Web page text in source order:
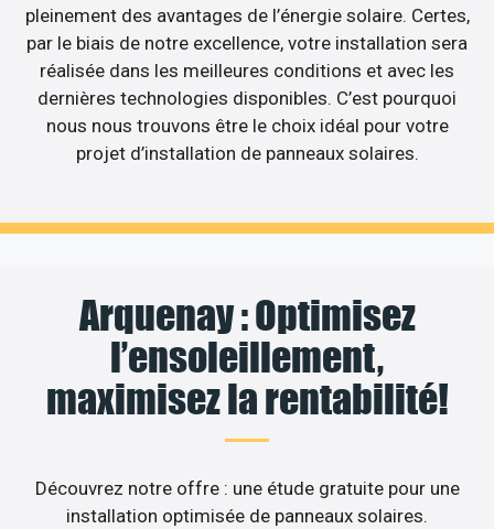
pleinement des avantages de l’énergie solaire. Certes,
par le biais de notre excellence, votre installation sera
réalisée dans les meilleures conditions et avec les
dernières technologies disponibles. C’est pourquoi
nous nous trouvons être le choix idéal pour votre
projet d’installation de panneaux solaires.
Arquenay : Optimisez
l’ensoleillement,
maximisez la rentabilité!
Découvrez notre offre : une étude gratuite pour une
installation optimisée de panneaux solaires.